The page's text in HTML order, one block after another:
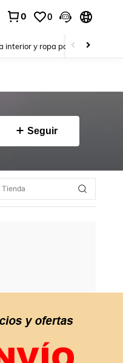
0 0
interior y ropa para dormir
Seguir